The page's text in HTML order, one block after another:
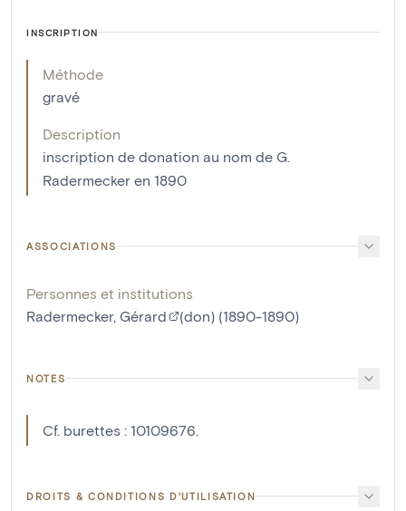
INSCRIPTION
Méthode
gravé
Description
inscription de donation au nom de G.
Radermecker en 1890
ASSOCIATIONS
Personnes et institutions
Radermecker, Gérard
(don) (1890-1890)
NOTES
Cf. burettes : 10109676.
DROITS & CONDITIONS D'UTILISATION